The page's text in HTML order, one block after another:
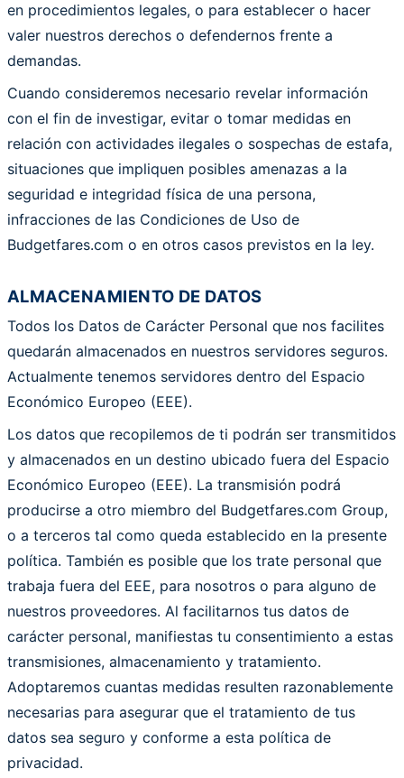
en procedimientos legales, o para establecer o hacer
valer nuestros derechos o defendernos frente a
demandas.
Cuando consideremos necesario revelar información
con el fin de investigar, evitar o tomar medidas en
relación con actividades ilegales o sospechas de estafa,
situaciones que impliquen posibles amenazas a la
seguridad e integridad física de una persona,
infracciones de las Condiciones de Uso de
Budgetfares.com o en otros casos previstos en la ley.
ALMACENAMIENTO DE DATOS
Todos los Datos de Carácter Personal que nos facilites
quedarán almacenados en nuestros servidores seguros.
Actualmente tenemos servidores dentro del Espacio
Económico Europeo (EEE).
Los datos que recopilemos de ti podrán ser transmitidos
y almacenados en un destino ubicado fuera del Espacio
Económico Europeo (EEE). La transmisión podrá
producirse a otro miembro del Budgetfares.com Group,
o a terceros tal como queda establecido en la presente
política. También es posible que los trate personal que
trabaja fuera del EEE, para nosotros o para alguno de
nuestros proveedores. Al facilitarnos tus datos de
carácter personal, manifiestas tu consentimiento a estas
transmisiones, almacenamiento y tratamiento.
Adoptaremos cuantas medidas resulten razonablemente
necesarias para asegurar que el tratamiento de tus
datos sea seguro y conforme a esta política de
privacidad.